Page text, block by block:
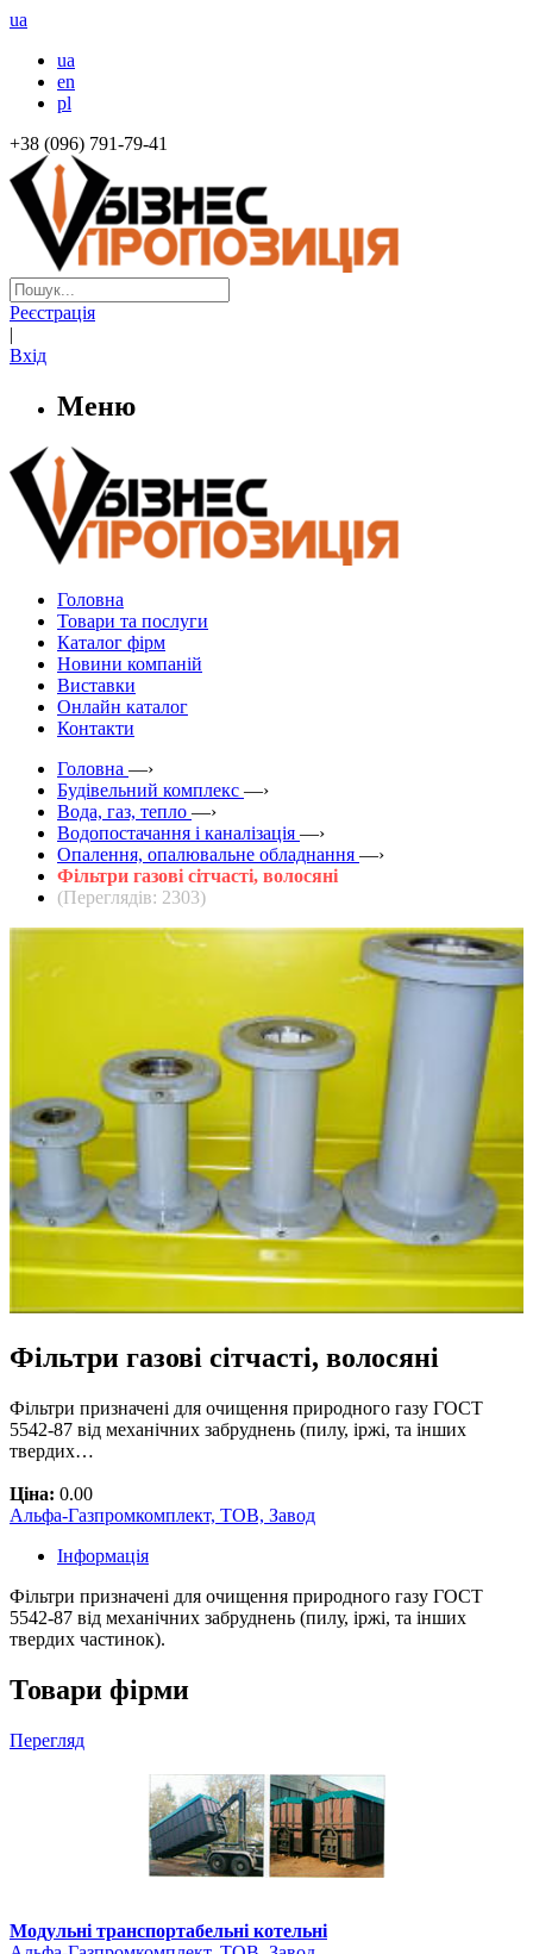
ua
ua
en
pl
+38 (096) 791-79-41
Реєстрація
|
Вхід
Меню
Головна
Товари та послуги
Каталог фірм
Новини компаній
Виставки
Онлайн каталог
Контакти
Головна —›
Будівельний комплекс —›
Вода, газ, тепло —›
Водопостачання і каналізація —›
Опалення, опалювальне обладнання —›
Фільтри газові сітчасті, волосяні
(Переглядів: 2303)
Фільтри газові сітчасті, волосяні
Фільтри призначені для очищення природного газу ГОСТ
5542-87 від механічних забруднень (пилу, іржі, та інших
твердих…
Ціна: 0.00
Альфа-Газпромкомплект, ТОВ, Завод
Інформація
Фільтри призначені для очищення природного газу ГОСТ
5542-87 від механічних забруднень (пилу, іржі, та інших
твердих частинок).
Товари фірми
Перегляд
Модульні транспортабельні котельні